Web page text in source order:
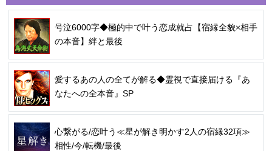
号泣6000字◆極的中で叶う恋成就占【宿縁全貌×相手
の本音】絆と最後
愛するあの人の全てが解る◆霊視で直接届ける『あ
なたへの全本音』SP
心繋がる/恋叶う≪星が解き明かす2人の宿縁32項≫
相性/今/転機/最後